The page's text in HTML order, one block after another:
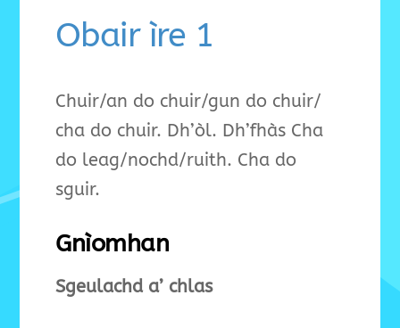
Obair ìre 1
Chuir/an do chuir/gun do chuir/
cha do chuir. Dh’òl. Dh’fhàs Cha
do leag/nochd/ruith. Cha do
sguir.
Gnìomhan
Sgeulachd a’ chlas